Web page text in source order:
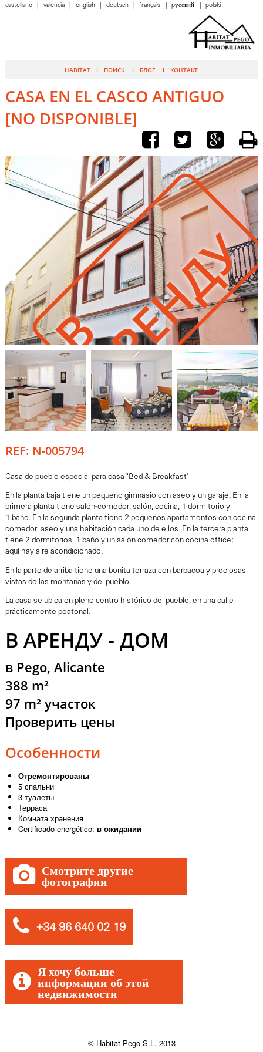
HABITAT ПОИСК БЛОГ КОНТАКТ
castellano valencià english deutsch français pусский polski
CASA EN EL CASCO ANTIGUO
[NO DISPONIBLE]
В
А
Р
Е
Н
ДУ
REF: N-005794
Casa de pueblo especial para casa "Bed & Breakfast"
En la planta baja tiene un pequeño gimnasio con aseo y un garaje. En la
primera planta tiene salón-comedor, salón, cocina, 1 dormitorio y
1 baño. En la segunda planta tiene 2 pequeños apartamentos con cocina,
comedor, aseo y una habitación cada uno de ellos. En la tercera planta
tiene 2 dormitorios, 1 baño y un salón comedor con cocina office;
aquí hay aire acondicionado.
En la parte de arriba tiene una bonita terraza con barbacoa y preciosas
vistas de las montañas y del pueblo.
La casa se ubica en pleno centro histórico del pueblo, en una calle
prácticamente peatonal.
В АРЕНДУ - ДОМ
в Pego, Alicante
388 m²
97 m² участок
Проверить цены
Особенности
Отремонтированы
5 спальни
3 туалеты
Терраса
Комната хранения
Certificado energético:в ожидании
Смотрите другие
фотографии
+34 96 640 02 19
Я хочу больше
информации об этой
недвижимости
© Habitat Pego S.L. 2013